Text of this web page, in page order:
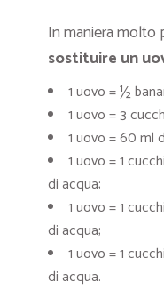
In maniera molto
sostituire un
1 uovo = ½
1 uovo = 3
1 uovo = 60 ml
1 uovo = 1
di acqua;
1 uovo = 1
di acqua;
1 uovo = 1
di acqua.